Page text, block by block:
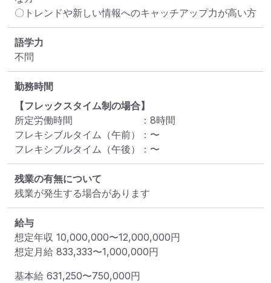
〇トレンドや新しい情報へのキャッチアップ力が高い方
語学力
不問
勤務時間
【フレックスタイム制の場合】
所定労働時間
： 8時間
フレキシブルタイム（午前）
： 〜
フレキシブルタイム（午後）
： 〜
残業の有無について
残業が発生する場合があります
給与
想定年収 10,000,000〜12,000,000円
想定月給 833,333〜1,000,000円
基本給 631,250〜750,000円